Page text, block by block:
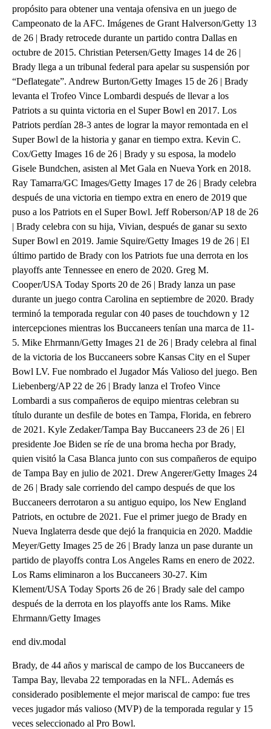
propósito para obtener una ventaja ofensiva en un juego de
Campeonato de la AFC. Imágenes de Grant Halverson/Getty 13
de 26 | Brady retrocede durante un partido contra Dallas en
octubre de 2015. Christian Petersen/Getty Images 14 de 26 |
Brady llega a un tribunal federal para apelar su suspensión por
“Deflategate”. Andrew Burton/Getty Images 15 de 26 | Brady
levanta el Trofeo Vince Lombardi después de llevar a los
Patriots a su quinta victoria en el Super Bowl en 2017. Los
Patriots perdían 28-3 antes de lograr la mayor remontada en el
Super Bowl de la historia y ganar en tiempo extra. Kevin C.
Cox/Getty Images 16 de 26 | Brady y su esposa, la modelo
Gisele Bundchen, asisten al Met Gala en Nueva York en 2018.
Ray Tamarra/GC Images/Getty Images 17 de 26 | Brady celebra
después de una victoria en tiempo extra en enero de 2019 que
puso a los Patriots en el Super Bowl. Jeff Roberson/AP 18 de 26
| Brady celebra con su hija, Vivian, después de ganar su sexto
Super Bowl en 2019. Jamie Squire/Getty Images 19 de 26 | El
último partido de Brady con los Patriots fue una derrota en los
playoffs ante Tennessee en enero de 2020. Greg M.
Cooper/USA Today Sports 20 de 26 | Brady lanza un pase
durante un juego contra Carolina en septiembre de 2020. Brady
terminó la temporada regular con 40 pases de touchdown y 12
intercepciones mientras los Buccaneers tenían una marca de 11-
5. Mike Ehrmann/Getty Images 21 de 26 | Brady celebra al final
de la victoria de los Buccaneers sobre Kansas City en el Super
Bowl LV. Fue nombrado el Jugador Más Valioso del juego. Ben
Liebenberg/AP 22 de 26 | Brady lanza el Trofeo Vince
Lombardi a sus compañeros de equipo mientras celebran su
título durante un desfile de botes en Tampa, Florida, en febrero
de 2021. Kyle Zedaker/Tampa Bay Buccaneers 23 de 26 | El
presidente Joe Biden se ríe de una broma hecha por Brady,
quien visitó la Casa Blanca junto con sus compañeros de equipo
de Tampa Bay en julio de 2021. Drew Angerer/Getty Images 24
de 26 | Brady sale corriendo del campo después de que los
Buccaneers derrotaron a su antiguo equipo, los New England
Patriots, en octubre de 2021. Fue el primer juego de Brady en
Nueva Inglaterra desde que dejó la franquicia en 2020. Maddie
Meyer/Getty Images 25 de 26 | Brady lanza un pase durante un
partido de playoffs contra Los Angeles Rams en enero de 2022.
Los Rams eliminaron a los Buccaneers 30-27. Kim
Klement/USA Today Sports 26 de 26 | Brady sale del campo
después de la derrota en los playoffs ante los Rams. Mike
Ehrmann/Getty Images
end div.modal
Brady, de 44 años y mariscal de campo de los Buccaneers de
Tampa Bay, llevaba 22 temporadas en la NFL. Además es
considerado posiblemente el mejor mariscal de campo: fue tres
veces jugador más valioso (MVP) de la temporada regular y 15
veces seleccionado al Pro Bowl.